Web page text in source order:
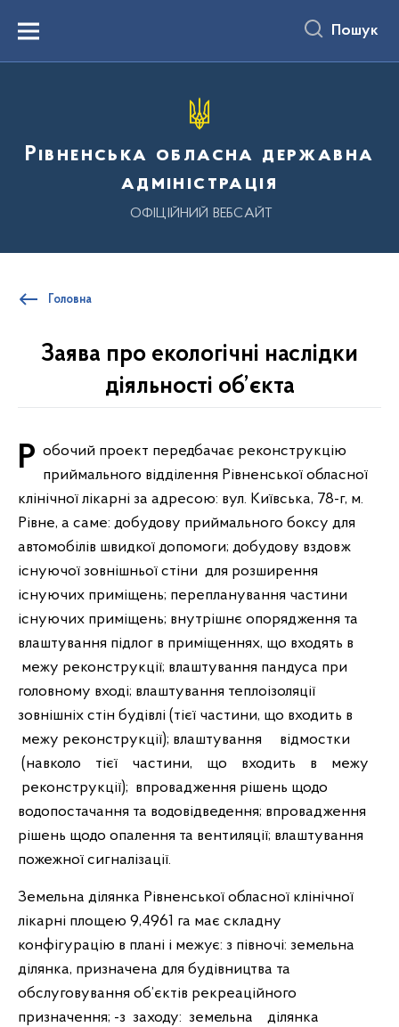
вмістуMenu Пошук
Рівненська обласна державна
адміністрація
ОФІЦІЙНИЙ ВЕБСАЙТ
Головна
Заява про екологічні наслідки
діяльності об’єкта
Робочий проект передбачає реконструкцію приймального відділення Рівненської обласної
клінічної лікарні за адресою: вул. Київська, 78-г, м.
Рівне, а саме: добудову приймального боксу для
автомобілів швидкої допомоги; добудову вздовж
існуючої зовнішньої стіни для розширення
існуючих приміщень; перепланування частини
існуючих приміщень; внутрішнє опорядження та
влаштування підлог в приміщеннях, що входять в
межу реконструкції; влаштування пандуса при
головному вході; влаштування теплоізоляції
зовнішніх стін будівлі (тієї частини, що входить в
межу реконструкції); влаштування відмостки
(навколо тієї частини, що входить в межу
реконструкції); впровадження рішень щодо
водопостачання та водовідведення; впровадження
рішень щодо опалення та вентиляції; влаштування
пожежної сигналізації.
Земельна ділянка Рівненської обласної клінічної
лікарні площею 9,4961 га має складну
конфігурацію в плані і межує: з півночі: земельна
ділянка, призначена для будівництва та
обслуговування об’єктів рекреаційного
призначення; -з заходу: земельна ділянка